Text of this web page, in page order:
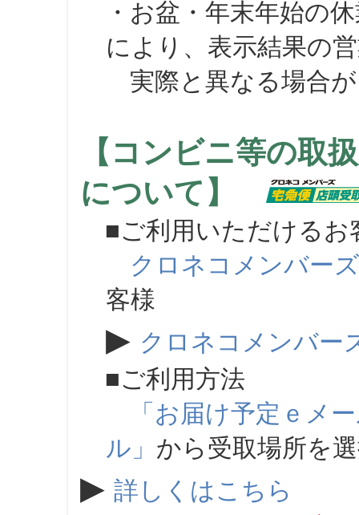
・お盆・年末年始の
により、表示結果の
実際と異なる場合が
【コンビニ等の取
について】
■ご利用いただけるお
クロネコメンバーズ
客様
▶ クロネコメンバー
■ご利用方法
「お届け予定ｅメ
ル」 から受取場所を
▶ 詳しくはこちら